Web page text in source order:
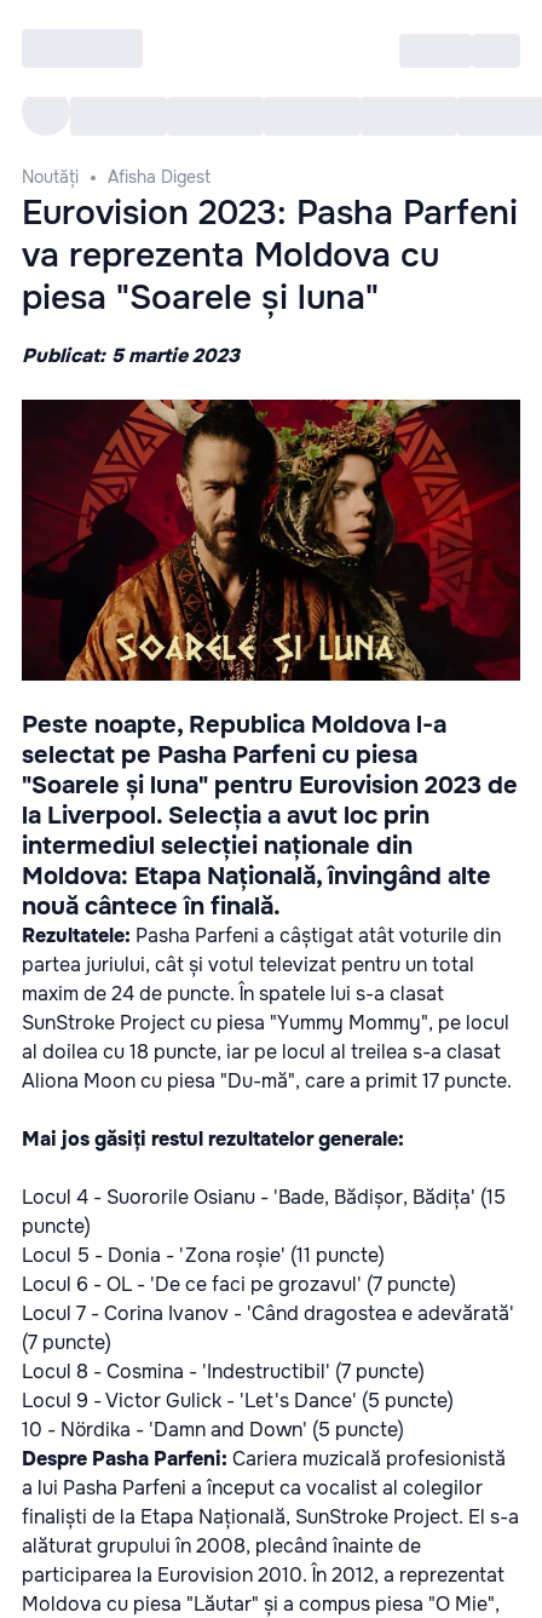
Noutăți Afisha Digest
Eurovision 2023: Pasha Parfeni
va reprezenta Moldova cu
piesa "Soarele și luna"
Publicat: 5 martie 2023
Peste noapte, Republica Moldova l-a
selectat pe Pasha Parfeni cu piesa
"Soarele și luna" pentru Eurovision 2023 de
la Liverpool. Selecția a avut loc prin
intermediul selecției naționale din
Moldova: Etapa Națională, învingând alte
nouă cântece în finală.
Rezultatele: Pasha Parfeni a câștigat atât voturile din
partea juriului, cât și votul televizat pentru un total
maxim de 24 de puncte. În spatele lui s-a clasat
SunStroke Project cu piesa "Yummy Mommy", pe locul
al doilea cu 18 puncte, iar pe locul al treilea s-a clasat
Aliona Moon cu piesa "Du-mă", care a primit 17 puncte.
Mai jos găsiți restul rezultatelor generale:
Locul 4 - Suororile Osianu - 'Bade, Bădișor, Bădița' (15
puncte)
Locul 5 - Donia - 'Zona roșie' (11 puncte)
Locul 6 - OL - 'De ce faci pe grozavul' (7 puncte)
Locul 7 - Corina Ivanov - 'Când dragostea e adevărată'
(7 puncte)
Locul 8 - Cosmina - 'Indestructibil' (7 puncte)
Locul 9 - Victor Gulick - 'Let's Dance' (5 puncte)
10 - Nördika - 'Damn and Down' (5 puncte)
Despre Pasha Parfeni: Cariera muzicală profesionistă
a lui Pasha Parfeni a început ca vocalist al colegilor
finaliști de la Etapa Națională, SunStroke Project. El s-a
alăturat grupului în 2008, plecând înainte de
participarea la Eurovision 2010. În 2012, a reprezentat
Moldova cu piesa "Lăutar" și a compus piesa "O Mie",